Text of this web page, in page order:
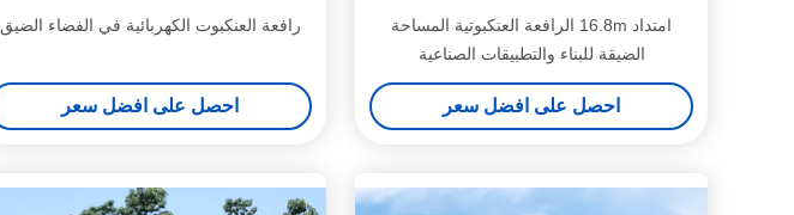
امتداد 16.8m الرافعة العنكبوتية المساحة
الضيقة للبناء والتطبيقات الصناعية
احصل على افضل سعر
رافعة العنكبوت الكهربائية في الفضاء الضيق
احصل على افضل سعر